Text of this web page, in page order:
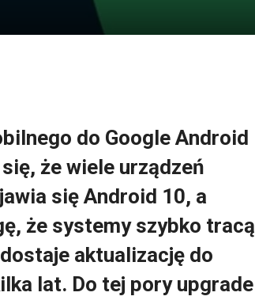
do Google Android
że wiele urządzeń
się Android 10, a
że systemy szybko tracą
aktualizację do
lat. Do tej pory upgrade